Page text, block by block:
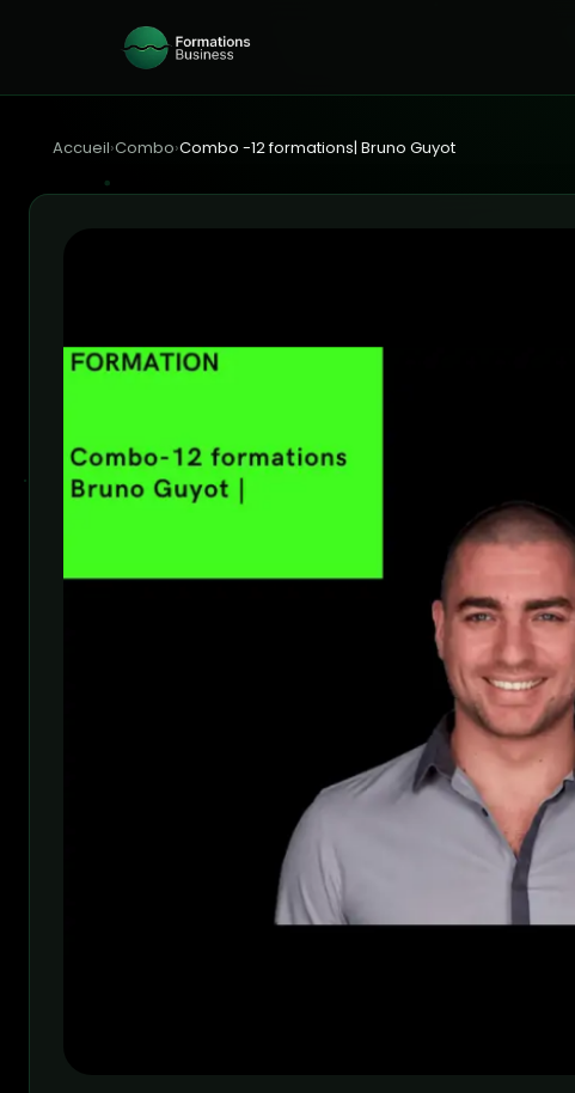
Accueil›Combo›Combo -12 formations| Bruno Guyot